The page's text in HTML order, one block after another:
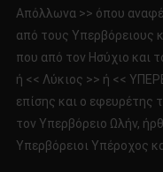
Απόλλωνα >> όπου
από τους Υπερβόρειους
που από τον Ησύχιο και
ή << Λύκιος >> ή <<
επίσης και ο εφευρέτης
τον Υπερβόρειο Ωλήν,
Υπερβόρειοι Υπέροχος